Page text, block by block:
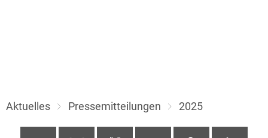
Aktuelles Pressemitteilungen 2025